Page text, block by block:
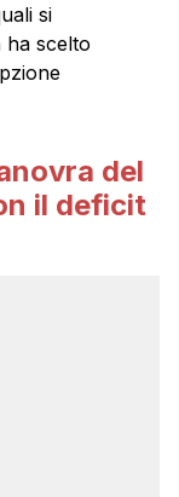
si
ha scelto
del
il deficit